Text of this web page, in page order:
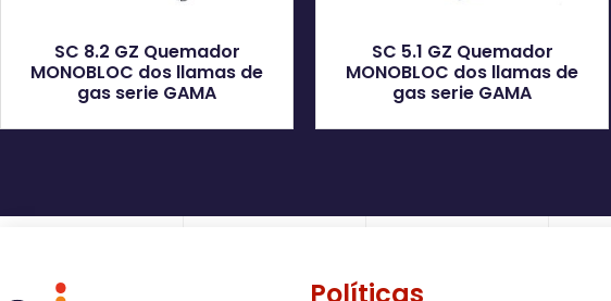
SC 8.2 GZ Quemador
MONOBLOC dos llamas de
gas serie GAMA
SC 5.1 GZ Quemador
MONOBLOC dos llamas de
gas serie GAMA
Políticas